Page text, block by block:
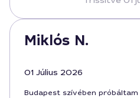
Miklós N.
01 Július 2026
Budapest szívében